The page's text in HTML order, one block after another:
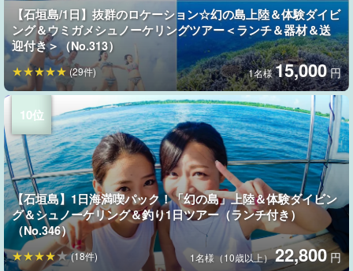
【石垣島/1日】抜群のロケーション☆幻の島上陸＆体験ダイビ
ング＆ウミガメシュノーケリングツアー＜ランチ＆器材＆送
迎付き＞（No.313）
1名様15,000 円
(29件)
【石垣島】1日海満喫パック！「幻の島」上陸＆体験ダイビン
グ＆シュノーケリング＆釣り1日ツアー（ランチ付き）
（No.346）
1名様（10歳以上）22,800 円
(18件)